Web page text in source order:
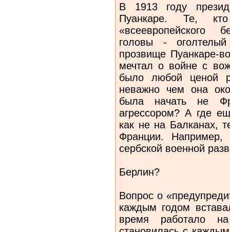
В 1913 году
Пуанкаре. Те,
«всеевропейского
головы -
прозвище Пуанкаре-
мечтал о войне с
было любой ценой
неважно чем она
была начать не
агрессором? А где
как не на Балканах,
Франции. Например,
сербской военной
Берлин?
Вопрос о
каждым годом
время работало